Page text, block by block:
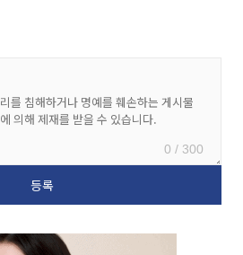
0 / 300